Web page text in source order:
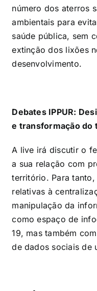
número dos aterros
ambientais para
saúde pública, sem
extinção dos lixões
desenvolvimento.
Debates IPPUR:
e transformação do
A live irá discutir o
a sua relação com
território. Para
relativas à
manipulação da
como espaço de
19, mas também
de dados sociais de